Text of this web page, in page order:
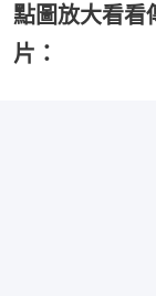
點圖放大看
片：